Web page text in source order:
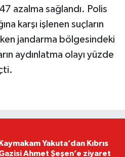
azalma sağlandı. Polis
karşı işlenen suçların
jandarma bölgesindeki
aydınlatma olayı yüzde
Kaymakam Yakuta’dan Kıbrıs
Ahmet Şeşen’e ziyaret